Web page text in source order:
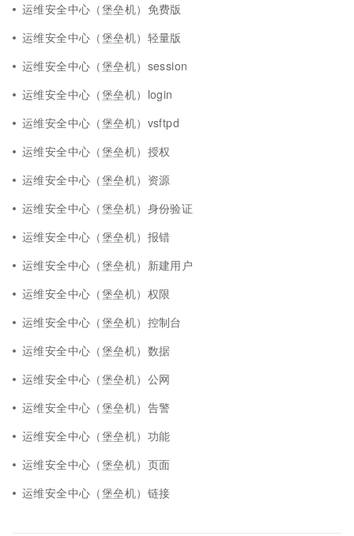
运维安全中心（堡垒机）免费版
运维安全中心（堡垒机）轻量版
运维安全中心（堡垒机）session
运维安全中心（堡垒机）login
运维安全中心（堡垒机）vsftpd
运维安全中心（堡垒机）授权
运维安全中心（堡垒机）资源
运维安全中心（堡垒机）身份验证
运维安全中心（堡垒机）报错
运维安全中心（堡垒机）新建用户
运维安全中心（堡垒机）权限
运维安全中心（堡垒机）控制台
运维安全中心（堡垒机）数据
运维安全中心（堡垒机）公网
运维安全中心（堡垒机）告警
运维安全中心（堡垒机）功能
运维安全中心（堡垒机）页面
运维安全中心（堡垒机）链接